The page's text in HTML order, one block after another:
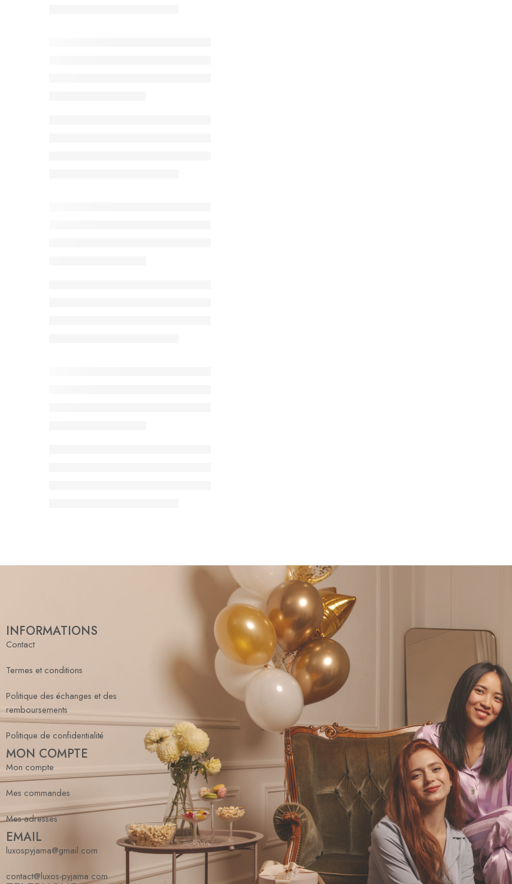
INFORMATIONS
Contact
Termes et conditions
Politique des échanges et des
remboursements
Politique de confidentialité
MON COMPTE
Mon compte
Mes commandes
Mes adresses
EMAIL
luxospyjama@gmail.com
contact@luxos-pyjama.com